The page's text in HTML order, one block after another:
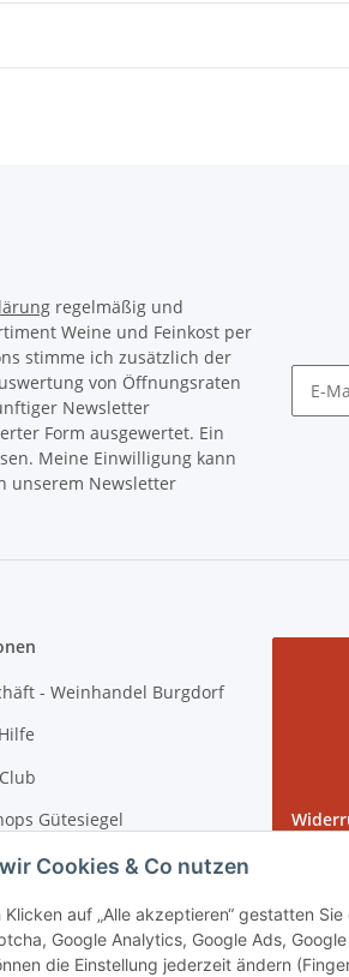
Cookies & Co nutzen
Klicken auf „Alle akzeptieren“ gestatten
Google Analytics, Google Ads,
die Einstellung jederzeit ändern
regelmäßig und
Weine und Feinkost per
stimme ich zusätzlich der
von Öffnungsraten
Newsletter
Form ausgewertet. Ein
Meine Einwilligung kann
unserem Newsletter
- Weinhandel Burgdorf
Gütesiegel
bei tiposarda